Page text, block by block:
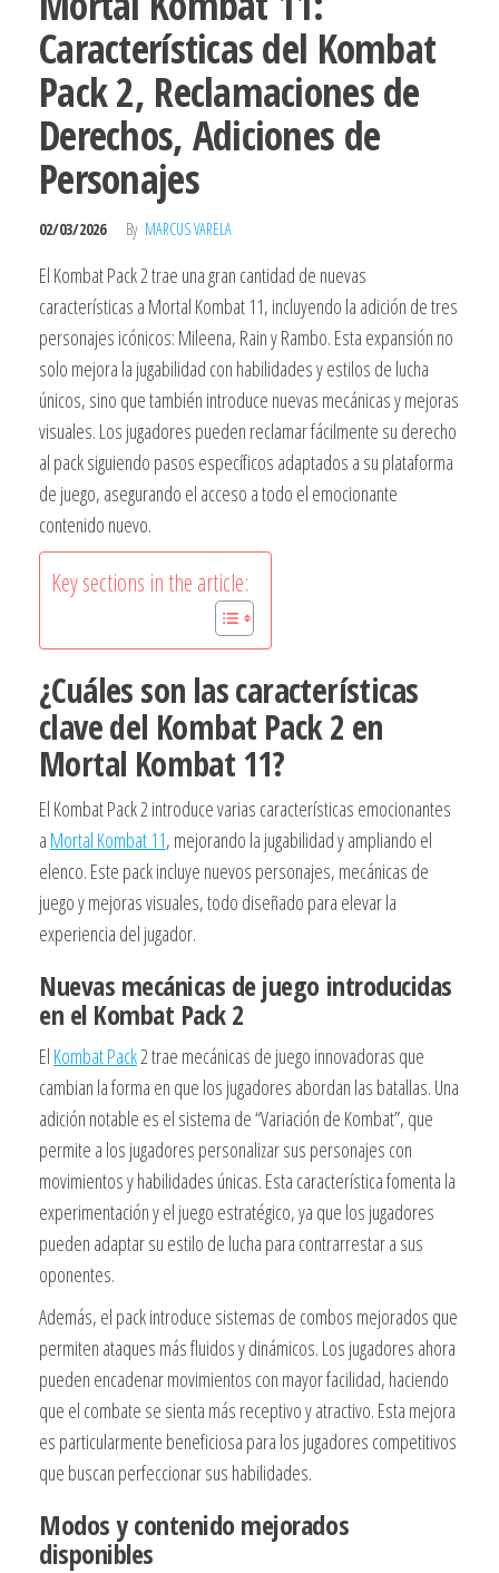
Características del Kombat
Pack 2, Reclamaciones de
Derechos, Adiciones de
Personajes
02/03/2026 By MARCUS VARELA
El Kombat Pack 2 trae una gran cantidad de nuevas
características a Mortal Kombat 11, incluyendo la adición de tres
personajes icónicos: Mileena, Rain y Rambo. Esta expansión no
solo mejora la jugabilidad con habilidades y estilos de lucha
únicos, sino que también introduce nuevas mecánicas y mejoras
visuales. Los jugadores pueden reclamar fácilmente su derecho
al pack siguiendo pasos específicos adaptados a su plataforma
de juego, asegurando el acceso a todo el emocionante
contenido nuevo.
Key sections in the article:
¿Cuáles son las características
clave del Kombat Pack 2 en
Mortal Kombat 11?
El Kombat Pack 2 introduce varias características emocionantes
a Mortal Kombat 11, mejorando la jugabilidad y ampliando el
elenco. Este pack incluye nuevos personajes, mecánicas de
juego y mejoras visuales, todo diseñado para elevar la
experiencia del jugador.
Nuevas mecánicas de juego introducidas
en el Kombat Pack 2
El Kombat Pack2 trae mecánicas de juego innovadoras que
cambian la forma en que los jugadores abordan las batallas. Una
adición notable es el sistema de “Variación de Kombat”, que
permite a los jugadores personalizar sus personajes con
movimientos y habilidades únicas. Esta característica fomenta la
experimentación y el juego estratégico, ya que los jugadores
pueden adaptar su estilo de lucha para contrarrestar a sus
oponentes.
Además, el pack introduce sistemas de combos mejorados que
permiten ataques más fluidos y dinámicos. Los jugadores ahora
pueden encadenar movimientos con mayor facilidad, haciendo
que el combate se sienta más receptivo y atractivo. Esta mejora
es particularmente beneficiosa para los jugadores competitivos
que buscan perfeccionar sus habilidades.
Modos y contenido mejorados
disponibles